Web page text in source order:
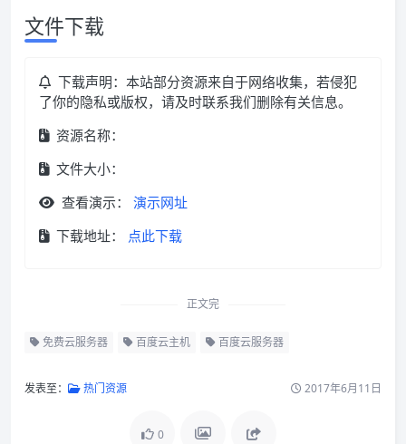
文件下载
下载声明：本站部分资源来自于网络收集，若侵犯
了你的隐私或版权，请及时联系我们删除有关信息。
资源名称：
文件大小：
查看演示：
演示网址
下载地址：
点此下载
正文完
免费云服务器 百度云主机 百度云服务器
发表至： 热门资源 2017年6月11日
0